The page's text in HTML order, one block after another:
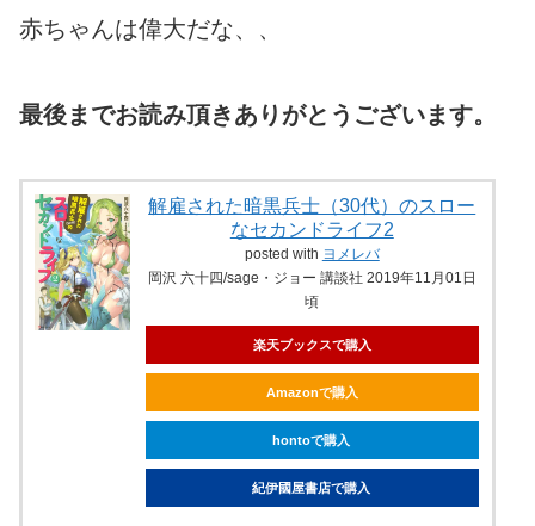
赤ちゃんは偉大だな、、
最後までお読み頂きありがとうございます。
解雇された暗黒兵士（30代）のスロー
なセカンドライフ2
posted with ヨメレバ
岡沢 六十四/sage・ジョー 講談社 2019年11月01日
頃
楽天ブックスで購入
Amazonで購入
hontoで購入
紀伊國屋書店で購入